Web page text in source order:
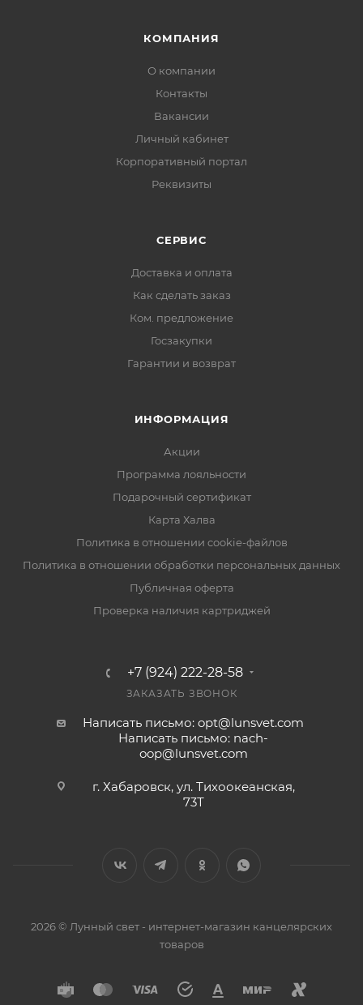
КОМПАНИЯ
О компании
Контакты
Вакансии
Личный кабинет
Корпоративный портал
Реквизиты
СЕРВИС
Доставка и оплата
Как сделать заказ
Ком. предложение
Госзакупки
Гарантии и возврат
ИНФОРМАЦИЯ
Акции
Программа лояльности
Подарочный сертификат
Карта Халва
Политика в отношении cookie-файлов
Политика в отношении обработки персональных данных
Публичная оферта
Проверка наличия картриджей
+7 (924) 222-28-58
ЗАКАЗАТЬ ЗВОНОК
Написать письмо: opt@lunsvet.com
Написать письмо: nach-
oop@lunsvet.com
г. Хабаровск, ул. Тихоокеанская,
73Т
2026 © Лунный свет - интернет-магазин канцелярских
товаров